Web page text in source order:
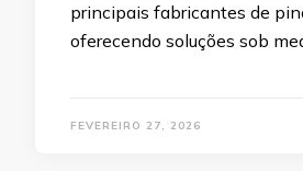
principais fabricantes de
oferecendo soluções sob
FEVEREIRO 27, 2026